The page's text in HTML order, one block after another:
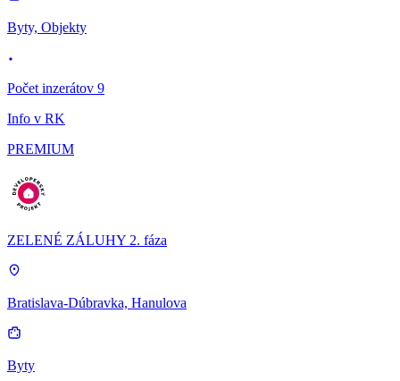
Byty, Objekty
Počet inzerátov 9
Info v RK
PREMIUM
ZELENÉ ZÁLUHY 2. fáza
Bratislava-Dúbravka, Hanulova
Byty